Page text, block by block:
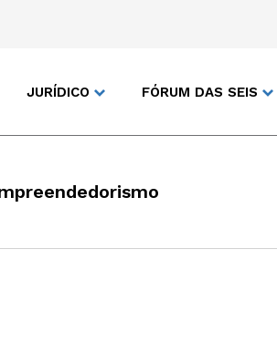
JURÍDICO FÓRUM DAS SEIS